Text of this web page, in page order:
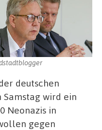
deutschen
Samstag wird ein
Neonazis in
gegen